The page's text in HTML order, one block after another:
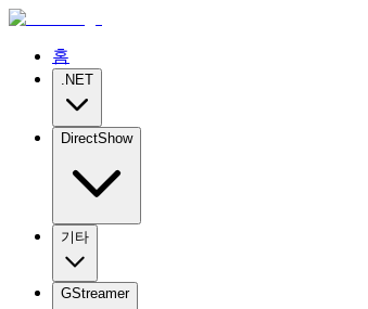
홈
.NET
DirectShow
기타
GStreamer